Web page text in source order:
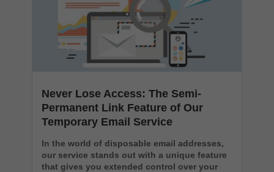
Never Lose Access: The Semi-
Permanent Link Feature of Our
Temporary Email Service
In the world of disposable email addresses,
our service stands out with a unique feature
that gives you extended control over your